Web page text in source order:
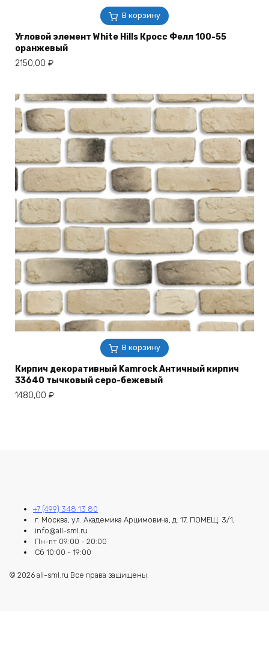
В корзину
Угловой элемент White Hills Кросс Фелл 100-55
оранжевый
2150,00 ₽
В корзину
Кирпич декоративный Kamrock Античный кирпич
33640 тычковый серо-бежевый
1480,00 ₽
+7 (499) 348 13 80
г. Москва, ул. Академика Арцимовича, д. 17, ПОМЕЩ. 3/1,
info@all-sml.ru
Пн-пт 09:00 - 20:00
Сб 10:00 - 19:00
© 2026 all-sml.ru Все права защищены.